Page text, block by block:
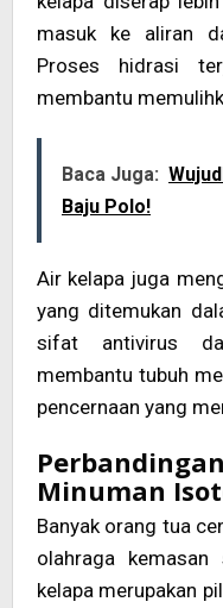
masuk ke aliran
Proses hidrasi
membantu
Baca Juga:
Baju Polo!
Air kelapa juga
yang ditemukan
sifat antivirus
membantu tubuh
pencernaan yang
Minuman
Banyak orang tua
olahraga
kelapa merupakan